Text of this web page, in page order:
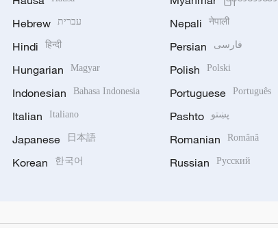
Hebrew עברית
Hindi हिन्दी
Hungarian Magyar
Indonesian Bahasa Indonesia
Italian Italiano
Japanese 日本語
Korean 한국어
Nepali नेपाली
Persian فارسی
Polish Polski
Portuguese Português
Pashto پښتو
Romanian Română
Russian Русский